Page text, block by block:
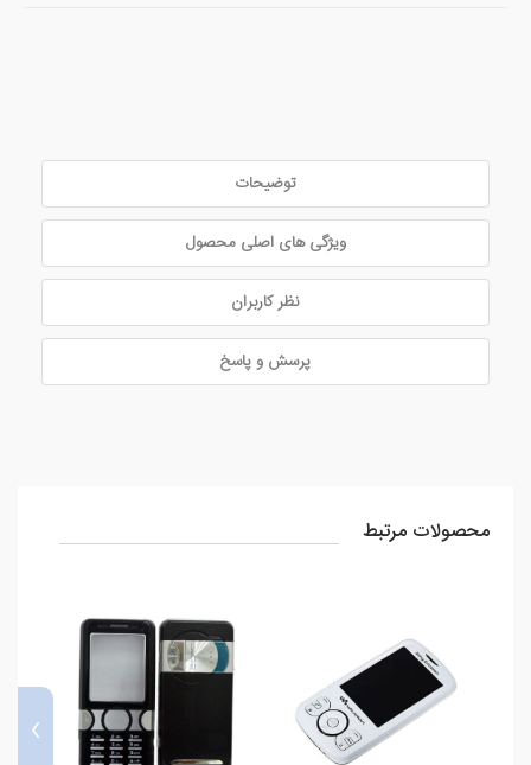
توضیحات
ویژگی های اصلی محصول
نظر کاربران
پرسش و پاسخ
محصولات مرتبط
›